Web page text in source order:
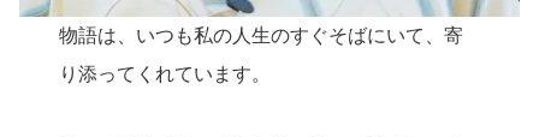
物語は、いつも私の人生のすぐそばにいて、寄
り添ってくれています。